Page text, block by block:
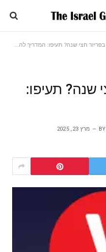
חצי שנה? תעיפו: המדריך להקפאה
שנה? תעיפו:
BY מרץ 23, 2025